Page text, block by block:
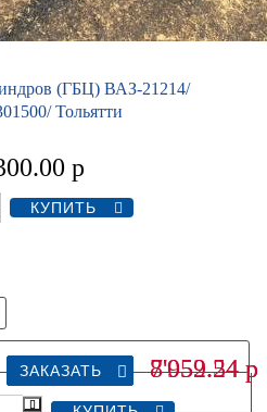
(ГБЦ) ВАЗ-21214/
Тольятти
р
8'052.24р
ЗАКАЗАТЬ
ЗАКАЗАТЬ 7'959.54р
ЗАКАЗАТЬ
ЗАКАЗАТЬ
ЗАКАЗАТЬ
ЗАКАЗАТЬ
ЗАКАЗАТЬ